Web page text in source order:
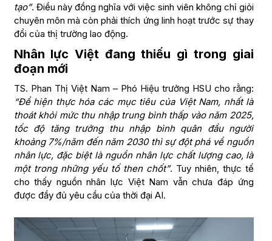
tạo”. Điều này đồng nghĩa với việc sinh viên không chỉ giỏi
chuyên môn mà còn phải thích ứng linh hoạt trước sự thay
đổi của thị trường lao động.
Nhân lực Việt đang thiếu gì trong giai
đoạn mới
TS. Phan Thị Việt Nam – Phó Hiệu trưởng HSU cho rằng:
“Để hiện thực hóa các mục tiêu của Việt Nam, nhất là
thoát khỏi mức thu nhập trung bình thấp vào năm 2025,
tốc độ tăng trưởng thu nhập bình quân đầu người
khoảng 7%/năm đến năm 2030 thì sự đột phá về nguồn
nhân lực, đặc biệt là nguồn nhân lực chất lượng cao, là
một trong những yếu tố then chốt”. Tuy nhiên, thực tế
cho thấy nguồn nhân lực Việt Nam vẫn chưa đáp ứng
được đầy đủ yêu cầu của thời đại AI.